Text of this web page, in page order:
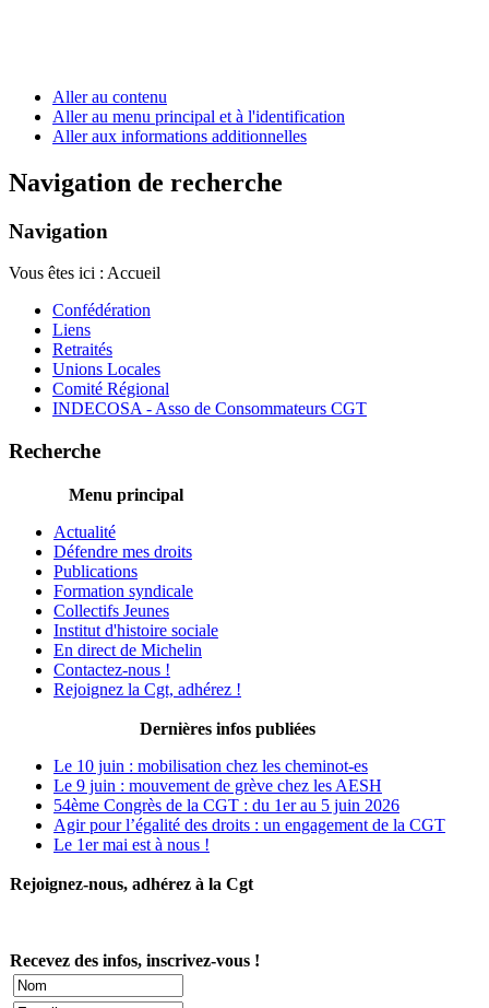
Aller au contenu
Aller au menu principal et à l'identification
Aller aux informations additionnelles
Navigation de recherche
Navigation
Vous êtes ici : Accueil
Confédération
Liens
Retraités
Unions Locales
Comité Régional
INDECOSA - Asso de Consommateurs CGT
Recherche
Menu principal
Actualité
Défendre mes droits
Publications
Formation syndicale
Collectifs Jeunes
Institut d'histoire sociale
En direct de Michelin
Contactez-nous !
Rejoignez la Cgt, adhérez !
Dernières infos publiées
Le 10 juin : mobilisation chez les cheminot-es
Le 9 juin : mouvement de grève chez les AESH
54ème Congrès de la CGT : du 1er au 5 juin 2026
Agir pour l’égalité des droits : un engagement de la CGT
Le 1er mai est à nous !
Rejoignez-nous, adhérez à la Cgt
Recevez des infos, inscrivez-vous !